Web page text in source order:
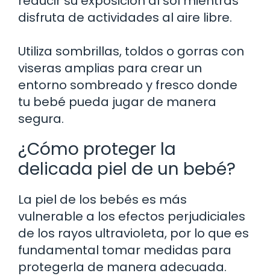
disfruta de actividades al aire libre.
Utiliza sombrillas, toldos o gorras con
viseras amplias para crear un
entorno sombreado y fresco donde
tu bebé pueda jugar de manera
segura.
¿Cómo proteger la
delicada piel de un bebé?
La piel de los bebés es más
vulnerable a los efectos perjudiciales
de los rayos ultravioleta, por lo que es
fundamental tomar medidas para
protegerla de manera adecuada.